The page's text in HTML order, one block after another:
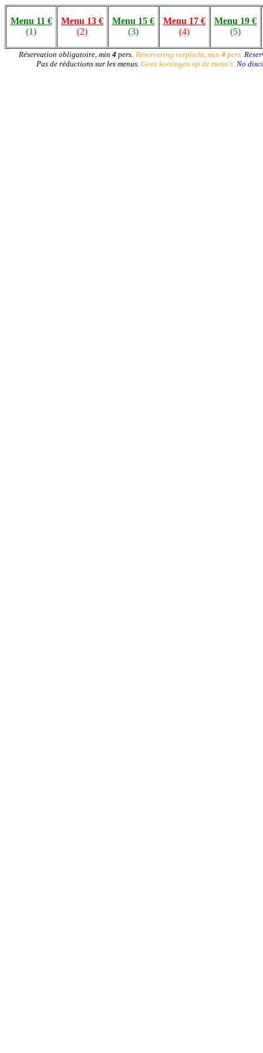
Menu 11 €
(1)
Menu 13 €
(2)
Menu 15 €
(3)
Menu 17 €
(4)
Menu 19 €
(5)
Réservation obligatoire, min 4 pers. Reservering verplicht, min 4 pers.
Pas de réductions sur les menus. Geen kortingen op de menu's. No